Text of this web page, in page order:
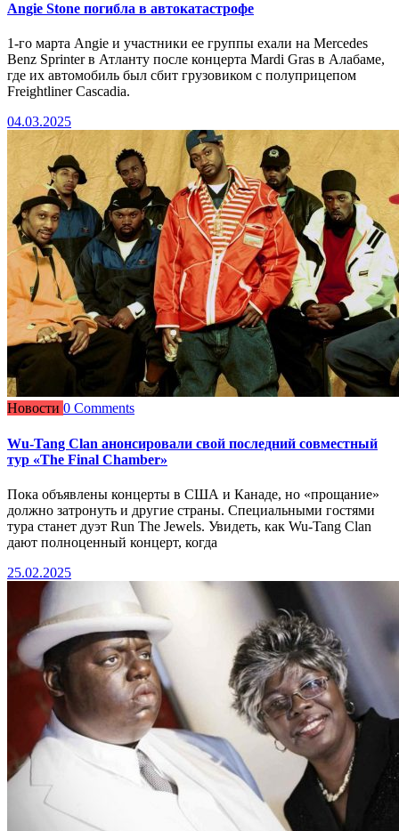
Angie Stone погибла в автокатастрофе
1-го марта Angie и участники ее группы ехали на Mercedes
Benz Sprinter в Атланту после концерта Mardi Gras в Алабаме,
где их автомобиль был сбит грузовиком с полуприцепом
Freightliner Cascadia.
04.03.2025
Новости 0 Comments
Wu-Tang Clan анонсировали свой последний совместный
тур «The Final Chamber»
Пока объявлены концерты в США и Канаде, но «прощание»
должно затронуть и другие страны. Специальными гостями
тура станет дуэт Run The Jewels. Увидеть, как Wu-Tang Clan
дают полноценный концерт, когда
25.02.2025